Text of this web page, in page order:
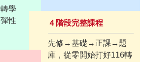
學
性
４階段完整課程
先修→基礎→正課→題
庫，從零開始打好116轉